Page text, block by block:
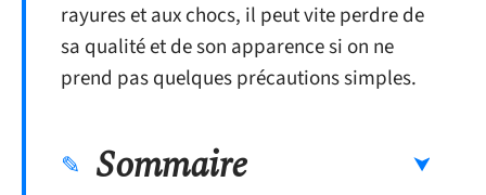
rayures et aux chocs, il peut vite perdre de
sa qualité et de son apparence si on ne
prend pas quelques précautions simples.
Sommaire